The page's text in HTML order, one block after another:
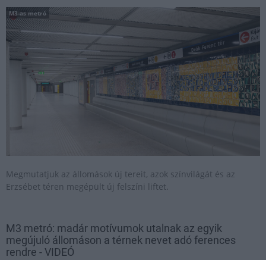
M3-as metró
Megmutatjuk az állomások új tereit, azok színvilágát és az
Erzsébet téren megépült új felszíni liftet.
M3 metró: madár motívumok utalnak az egyik
megújuló állomáson a térnek nevet adó ferences
rendre - VIDEÓ